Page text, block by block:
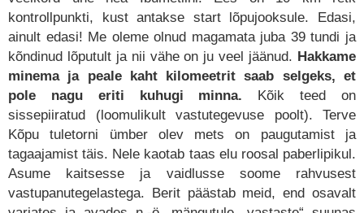
kontrollpunkti, kust antakse start lõpujooksule. Edasi,
ainult edasi! Me oleme olnud magamata juba 39 tundi ja
kõndinud lõputult ja nii vähe on ju veel jäänud. Hakkame
minema ja peale kaht kilomeetrit saab selgeks, et
pole nagu eriti kuhugi minna. Kõik teed on
sissepiiratud (loomulikult vastutegevuse poolt). Terve
Kõpu tuletorni ümber olev mets on paugutamist ja
tagaajamist täis. Nele kaotab taas elu roosal paberlipikul.
Asume kaitsesse ja vaidlusse soome rahvusest
vastupanutegelastega. Berit päästab meid, end osavalt